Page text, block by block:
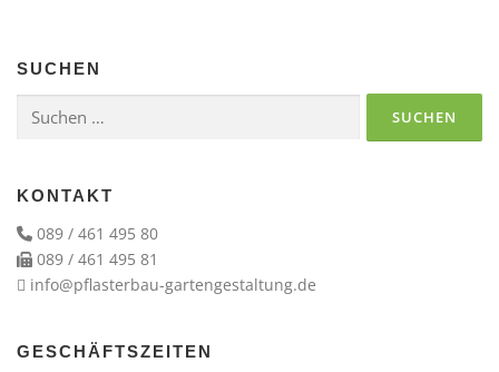
SUCHEN
Suchen
KONTAKT
089 / 461 495 80
089 / 461 495 81
info@pflasterbau-gartengestaltung.de
GESCHÄFTSZEITEN